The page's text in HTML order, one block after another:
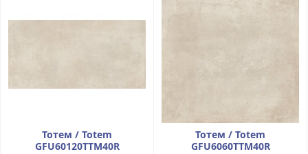
Тотем / Totem
GFU60120TTM40R
Тотем / Totem
GFU6060TTM40R